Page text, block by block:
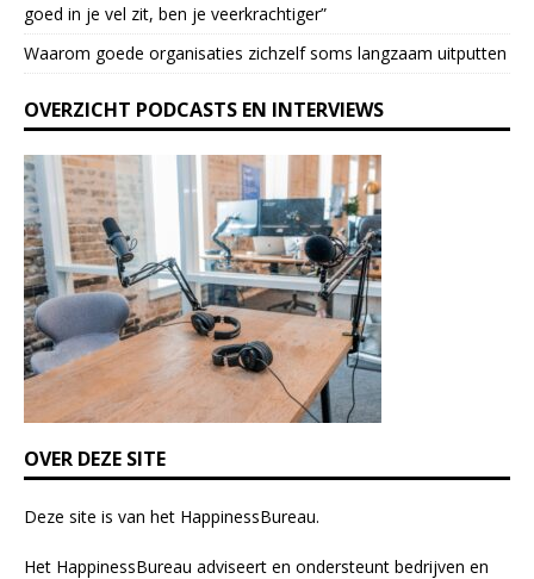
a
v
t
h
i
s
f
i
e
l
d
b
l
a
n
k
.
goed in je vel zit, ben je veerkrach­tiger”
Waarom goede organisaties zichzelf soms langzaam uitputten
OVERZICHT PODCASTS EN INTERVIEWS
OVER DEZE SITE
Deze site is van het HappinessBureau.
Het HappinessBureau adviseert en ondersteunt bedrijven en